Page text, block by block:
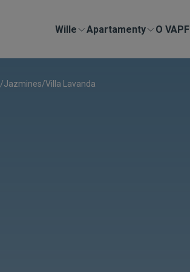
Wille Apartamenty O VAPF
/Jazmines/Villa Lavanda